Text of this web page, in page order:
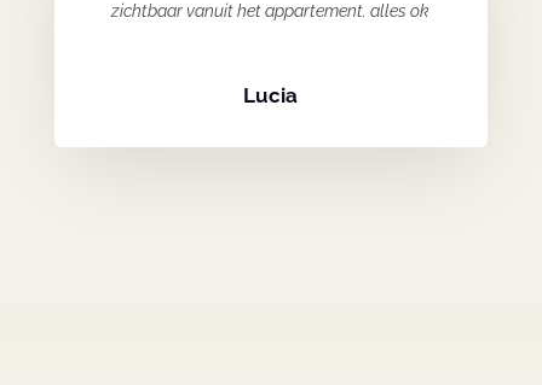
zichtbaar vanuit het appartement. alles ok
Lucia